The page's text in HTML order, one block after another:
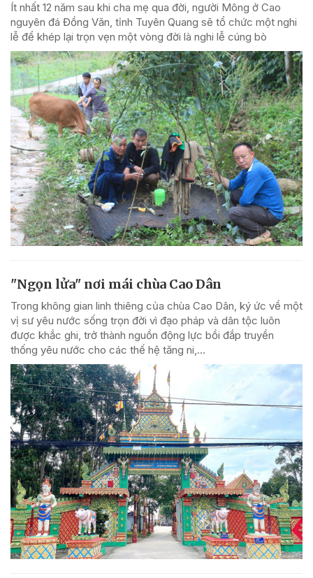
Ít nhất 12 năm sau khi cha mẹ qua đời, người Mông ở Cao
nguyên đá Đồng Văn, tỉnh Tuyên Quang sẽ tổ chức một nghi
lễ để khép lại trọn vẹn một vòng đời là nghi lễ cúng bò
"Ngọn lửa" nơi mái chùa Cao Dân
Trong không gian linh thiêng của chùa Cao Dân, ký ức về một
vị sư yêu nước sống trọn đời vì đạo pháp và dân tộc luôn
được khắc ghi, trở thành nguồn động lực bồi đắp truyền
thống yêu nước cho các thế hệ tăng ni,...